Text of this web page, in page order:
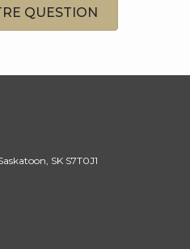
QUESTION
SK S7T0J1